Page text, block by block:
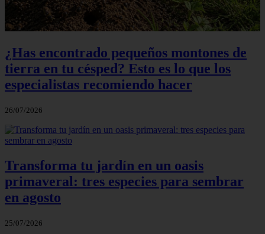
¿Has encontrado pequeños montones de
tierra en tu césped? Esto es lo que los
especialistas recomiendo hacer
26/07/2026
Transforma tu jardín en un oasis
primaveral: tres especies para sembrar
en agosto
25/07/2026